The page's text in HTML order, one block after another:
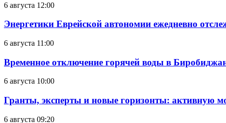
6 августа 12:00
Энергетики Еврейской автономии ежедневно
6 августа 11:00
Временное отключение горячей воды в
6 августа 10:00
Гранты, эксперты и новые горизонты: активную
6 августа 09:20